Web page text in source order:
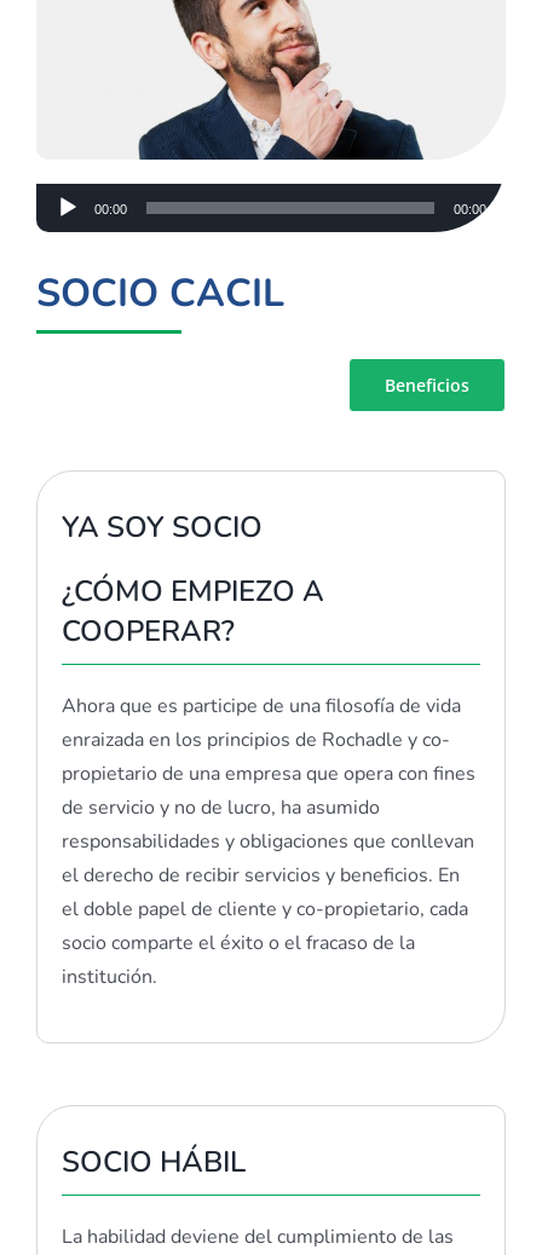
Reproductor
de
00:00 00:00
SOCIO CACIL
Beneficios
YA SOY SOCIO
¿CÓMO EMPIEZO A
COOPERAR?
Ahora que es participe de una filosofía de vida
enraizada en los principios de Rochadle y co-
propietario de una empresa que opera con fines
de servicio y no de lucro, ha asumido
responsabilidades y obligaciones que conllevan
el derecho de recibir servicios y beneficios. En
el doble papel de cliente y co-propietario, cada
socio comparte el éxito o el fracaso de la
institución.
SOCIO HÁBIL
La habilidad deviene del cumplimiento de las